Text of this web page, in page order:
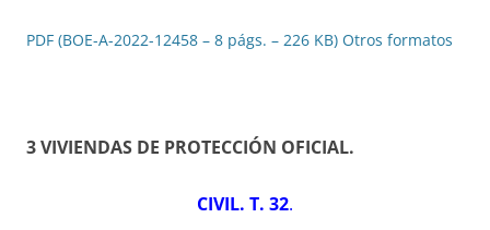
PDF (BOE-A-2022-12458 – 8 págs. – 226 KB) Otros formatos
3 VIVIENDAS DE PROTECCIÓN OFICIAL.
CIVIL. T. 32.